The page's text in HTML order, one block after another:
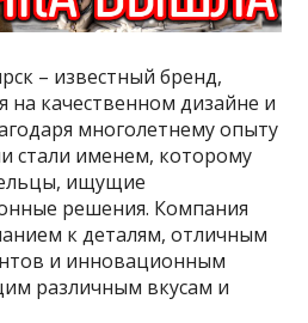
– известный бренд,
качественном дизайне и
многолетнему опыту
стали именем, которому
ищущие
решения. Компания
к деталям, отличным
и инновационным
различным вкусам и